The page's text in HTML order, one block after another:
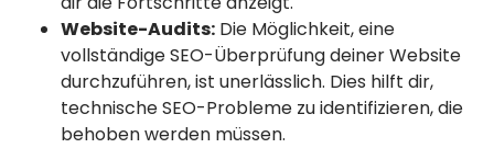
Website-Audits: Die Möglichkeit, eine
vollständige SEO-Überprüfung deiner Website
durchzuführen, ist unerlässlich. Dies hilft dir,
technische SEO-Probleme zu identifizieren, die
behoben werden müssen.